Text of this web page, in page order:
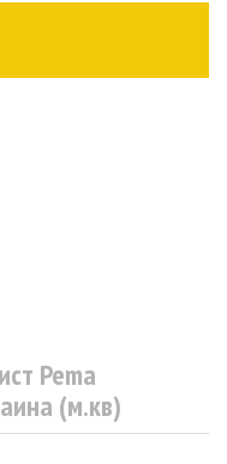
Pema
(м.кв)